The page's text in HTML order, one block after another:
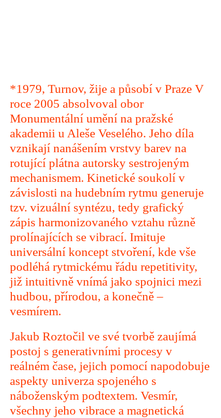
*1979, Turnov, žije a působí v Praze V
roce 2005 absolvoval obor
Monumentální umění na pražské
akademii u Aleše Veselého. Jeho díla
vznikají nanášením vrstvy barev na
rotující plátna autorsky sestrojeným
mechanismem. Kinetické soukolí v
závislosti na hudebním rytmu generuje
tzv. vizuální syntézu, tedy grafický
zápis harmonizovaného vztahu různě
prolínajících se vibrací. Imituje
universální koncept stvoření, kde vše
podléhá rytmickému řádu repetitivity,
již intuitivně vnímá jako spojnici mezi
hudbou, přírodou, a konečně –
vesmírem.
Jakub Roztočil ve své tvorbě zaujímá
postoj s generativními procesy v
reálném čase, jejich pomocí napodobuje
aspekty univerza spojeného s
náboženským podtextem. Vesmír,
všechny jeho vibrace a magnetická